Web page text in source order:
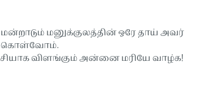
மனுக்குலத்தின் ஒரே தாய் அவர்
கொள்வோம்.
விளங்கும் அன்னை மரியே வாழ்க!